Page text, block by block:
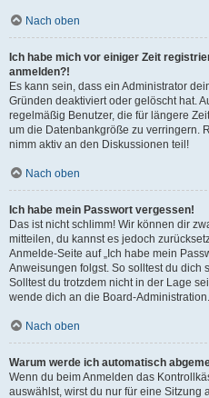
Nach oben
Ich habe mich vor einiger Zeit
anmelden?!
Es kann sein, dass ein Administrator
Gründen deaktiviert oder gelöscht hat.
regelmäßig Benutzer, die für längere
um die Datenbankgröße zu verringern.
nimm aktiv an den Diskussionen teil!
Nach oben
Ich habe mein Passwort vergessen!
Das ist nicht schlimm! Wir können dir
mitteilen, du kannst es jedoch
Anmelde-Seite auf „Ich habe mein
Anweisungen folgst. So solltest du dich
Solltest du trotzdem nicht in der Lage
wende dich an die Board-Administration.
Nach oben
Warum werde ich automatisch
Wenn du beim Anmelden das
auswählst, wirst du nur für eine Sitzung